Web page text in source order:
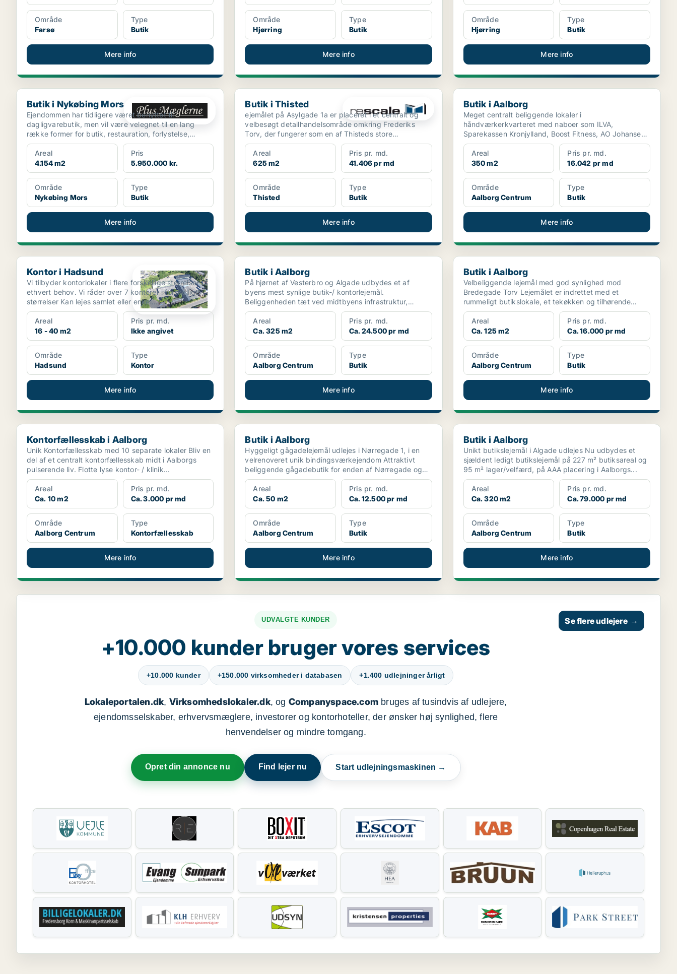
Område
Farsø
Type
Butik
Mere info
Område
Hjørring
Type
Butik
Mere info
Område
Hjørring
Type
Butik
Mere info
Butik i Nykøbing Mors
Butik i Nykøbing Mors
Ejendommen har tidligere været benyttet til
dagligvarebutik, men vil være velegnet til en lang
række former for butik, restauration, forlystelse,
fitness m.m...
Areal
4.154 m2
Pris
5.950.000 kr.
Område
Nykøbing Mors
Type
Butik
Mere info
Butik i Thisted
Butik i Thisted
ejemålet på Asylgade 1a er placeret i et centralt og
velbesøgt detailhandelsområde omkring Frederiks
Torv, der fungerer som en af Thisteds store
parkeringspl...
Areal
625 m2
Pris pr. md.
41.406 pr md
Område
Thisted
Type
Butik
Mere info
Butik i Aalborg
Butik i Aalborg
Meget centralt beliggende lokaler i
håndværkerkvarteret med naboer som ILVA,
Sparekassen Kronjylland, Boost Fitness, AO Johansen
og Silvan. Kan anvendes ti...
Areal
350 m2
Pris pr. md.
16.042 pr md
Område
Aalborg Centrum
Type
Butik
Mere info
Kontor i Hadsund
Kontor i Hadsund
Vi tilbyder kontorlokaler i flere forskellige størrelser til
ethvert behov. Vi råder over 7 kontorer i forskellige
størrelser Kan lejes samlet eller enkel...
Areal
16 - 40 m2
Pris pr. md.
Ikke angivet
Område
Hadsund
Type
Kontor
Mere info
Butik i Aalborg
Butik i Aalborg
På hjørnet af Vesterbro og Algade udbydes et af
byens mest synlige butik-/ kontorlejemål.
Beliggenheden tæt ved midtbyens infrastruktur,
parkering og offentl...
Areal
Ca. 325 m2
Pris pr. md.
Ca. 24.500 pr md
Område
Aalborg Centrum
Type
Butik
Mere info
Butik i Aalborg
Butik i Aalborg
Velbeliggende lejemål med god synlighed mod
Bredegade Torv Lejemålet er indrettet med et
rummeligt butikslokale, et tekøkken og tilhørende
toiletfaciliteter...
Areal
Ca. 125 m2
Pris pr. md.
Ca. 16.000 pr md
Område
Aalborg Centrum
Type
Butik
Mere info
Kontorfællesskab i Aalborg
Kontorfællesskab i Aalborg
Unik Kontorfællesskab med 10 separate lokaler Bliv en
del af et centralt kontorfællesskab midt i Aalborgs
pulserende liv. Flotte lyse kontor- / klinik...
Areal
Ca. 10 m2
Pris pr. md.
Ca. 3.000 pr md
Område
Aalborg Centrum
Type
Kontorfællesskab
Mere info
Butik i Aalborg
Butik i Aalborg
Hyggeligt gågadelejemål udlejes i Nørregade 1, i en
velrenoveret unik bindingsværkejendom Attraktivt
beliggende gågadebutik for enden af Nørregade og
Bred...
Areal
Ca. 50 m2
Pris pr. md.
Ca. 12.500 pr md
Område
Aalborg Centrum
Type
Butik
Mere info
Butik i Aalborg
Butik i Aalborg
Unikt butikslejemål i Algade udlejes Nu udbydes et
sjældent ledigt butikslejemål på 227 m² butiksareal og
95 m² lager/velfærd, på AAA placering i Aalborgs...
Areal
Ca. 320 m2
Pris pr. md.
Ca. 79.000 pr md
Område
Aalborg Centrum
Type
Butik
Mere info
UDVALGTE KUNDER
+10.000 kunder bruger vores services
+10.000 kunder +150.000 virksomheder i databasen +1.400 udlejninger årligt
Lokaleportalen.dk, Virksomhedslokaler.dk, og Companyspace.combruges af tusindvis af udlejere,
ejendomsselskaber, erhvervsmæglere, investorer og kontorhoteller, der ønsker høj synlighed, flere
henvendelser og mindre tomgang.
Opret din annonce nu Find lejer nu Start udlejningsmaskinen →
Se flere udlejere →